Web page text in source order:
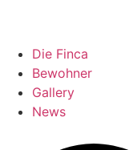
Die Finca
Bewohner
Gallery
News